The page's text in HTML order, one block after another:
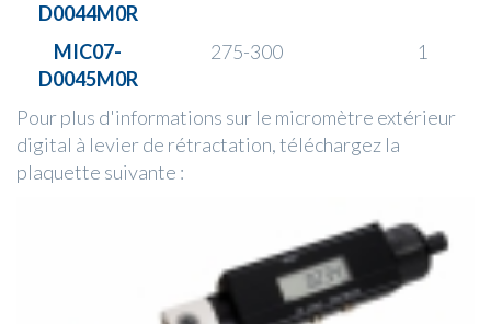
D0044M0R
MIC07-
D0045M0R
275-300 1
Pour plus d'informations sur le micromètre extérieur
digital à levier de rétractation, téléchargez la
plaquette suivante :